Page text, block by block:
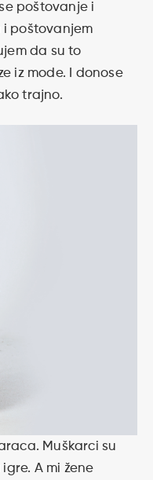
poštovanje i
poštovanjem
da su to
iz mode. I donose
trajno.
Muškarci su
A mi žene